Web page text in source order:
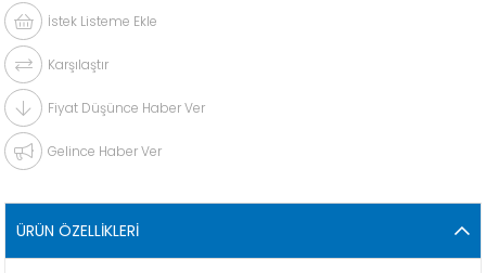
İstek Listeme Ekle
Karşılaştır
Fiyat Düşünce Haber Ver
Gelince Haber Ver
ÜRÜN ÖZELLIKLERI